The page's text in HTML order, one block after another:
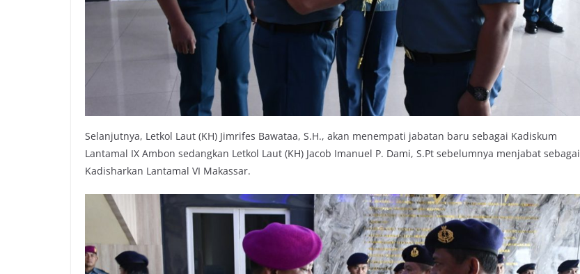
Selanjutnya, Letkol Laut (KH) Jimrifes Bawataa, S.H., akan menempati jabatan baru sebagai Kadiskum
Lantamal IX Ambon sedangkan Letkol Laut (KH) Jacob Imanuel P. Dami, S.Pt sebelumnya menjabat sebagai
Kadisharkan Lantamal VI Makassar.